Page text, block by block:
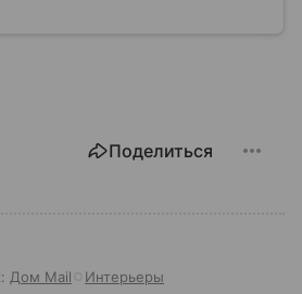
именно услуги УК
Поделиться
Дом Mail Интерьеры